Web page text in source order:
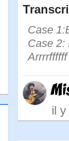
Case
Case 2:
il